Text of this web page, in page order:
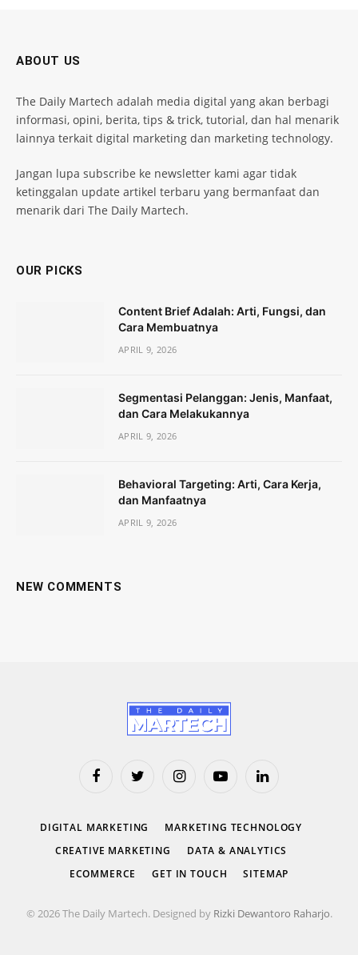
ABOUT US
The Daily Martech adalah media digital yang akan berbagi
informasi, opini, berita, tips & trick, tutorial, dan hal menarik
lainnya terkait digital marketing dan marketing technology.
Jangan lupa subscribe ke newsletter kami agar tidak
ketinggalan update artikel terbaru yang bermanfaat dan
menarik dari The Daily Martech.
OUR PICKS
Content Brief Adalah: Arti, Fungsi, dan
Cara Membuatnya
APRIL 9, 2026
Segmentasi Pelanggan: Jenis, Manfaat,
dan Cara Melakukannya
APRIL 9, 2026
Behavioral Targeting: Arti, Cara Kerja,
dan Manfaatnya
APRIL 9, 2026
NEW COMMENTS
FacebookTwitter InstagramYouTubeLinkedIn
DIGITAL MARKETING
MARKETING TECHNOLOGY
CREATIVE MARKETING
DATA & ANALYTICS
ECOMMERCE
GET IN TOUCH SITEMAP
© 2026 The Daily Martech. Designed by Rizki Dewantoro Raharjo.